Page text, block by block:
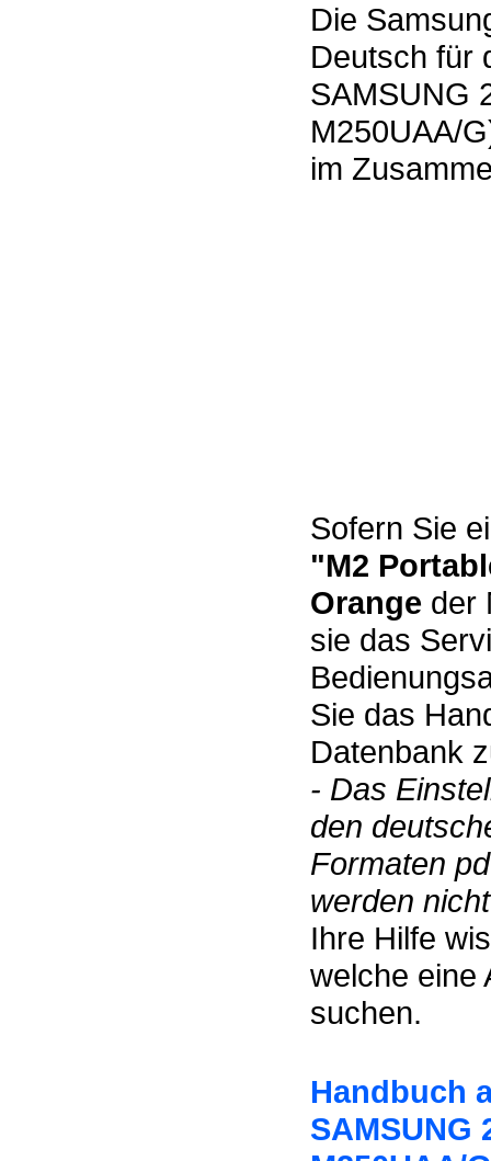
Die
Deutsch für
SAMSUNG
M250UAA/
im
Sofern Sie
"M2
Orange der
sie das
Sie das
Datenbank
- Das
den
Formaten
werden
Ihre Hilfe
welche eine
suchen.
Handbuch
SAMSUNG